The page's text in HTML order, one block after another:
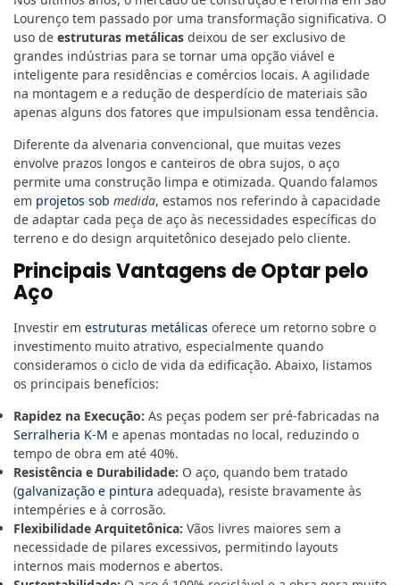
Lourenço tem passado por uma transformação significativa. O
uso de estruturas metálicas deixou de ser exclusivo de
grandes indústrias para se tornar uma opção viável e
inteligente para residências e comércios locais. A agilidade
na montagem e a redução de desperdício de materiais são
apenas alguns dos fatores que impulsionam essa tendência.
Diferente da alvenaria convencional, que muitas vezes
envolve prazos longos e canteiros de obra sujos, o aço
permite uma construção limpa e otimizada. Quando falamos
em projetos sob medida, estamos nos referindo à capacidade
de adaptar cada peça de aço às necessidades específicas do
terreno e do design arquitetônico desejado pelo cliente.
Principais Vantagens de Optar pelo
Aço
Investir em estruturas metálicas oferece um retorno sobre o
investimento muito atrativo, especialmente quando
consideramos o ciclo de vida da edificação. Abaixo, listamos
os principais benefícios:
Rapidez na Execução: As peças podem ser pré-fabricadas na
Serralheria K-M e apenas montadas no local, reduzindo o
tempo de obra em até 40%.
Resistência e Durabilidade: O aço, quando bem tratado
(galvanização e pintura adequada), resiste bravamente às
intempéries e à corrosão.
Flexibilidade Arquitetônica: Vãos livres maiores sem a
necessidade de pilares excessivos, permitindo layouts
internos mais modernos e abertos.